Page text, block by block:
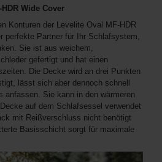
Wide Cover
Konturen der Levelite Oval MF-HDR
perfekte Partner für Ihr Schlafsystem,
Sie ist aus weichem,
gefertigt und hat einen
Die Decke wird an drei Punkten
lässt sich aber dennoch schnell
anfassen. Sie kann in den wärmeren
auf dem Schlafsessel verwendet
mit Reißverschluss nicht benötigt
Basisschicht sorgt für maximale